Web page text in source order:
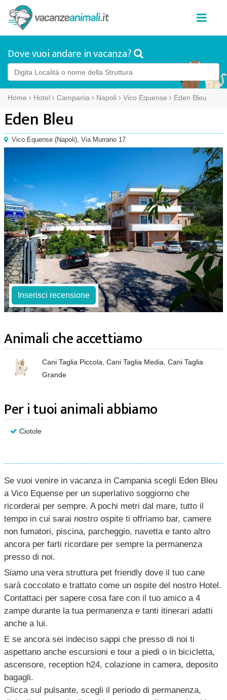
Dove vuoi andare in vacanza?
Home Hotel Campania Napoli Vico Equense Eden Bleu
Eden Bleu
Vico Equense (Napoli), Via Murrano 17
Inserisci recensione
Animali che accettiamo
Cani Taglia Piccola, Cani Taglia Media, Cani Taglia
Grande
Per i tuoi animali abbiamo
Ciotole
Se vuoi venire in vacanza in Campania scegli Eden Bleu
a Vico Equense per un superlativo soggiorno che
ricorderai per sempre. A pochi metri dal mare, tutto il
tempo in cui sarai nostro ospite ti offriamo bar, camere
non fumatori, piscina, parcheggio, navetta e tanto altro
ancora per farti ricordare per sempre la permanenza
presso di noi.
Siamo una vera struttura pet friendly dove il tuo cane
sarà coccolato e trattato come un ospite del nostro Hotel.
Contattaci per sapere cosa fare con il tuo amico a 4
zampe durante la tua permanenza e tanti itinerari adatti
anche a lui.
E se ancora sei indeciso sappi che presso di noi ti
aspettano anche escursioni e tour a piedi o in bicicletta,
ascensore, reception h24, colazione in camera, deposito
bagagli.
Clicca sul pulsante, scegli il periodo di permanenza,